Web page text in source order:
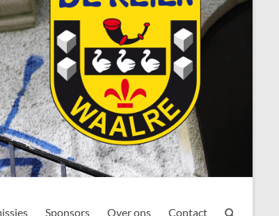
Sponsors Over ons Contact